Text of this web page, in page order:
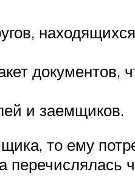
документов,
и заемщиков.
то ему
перечислялась